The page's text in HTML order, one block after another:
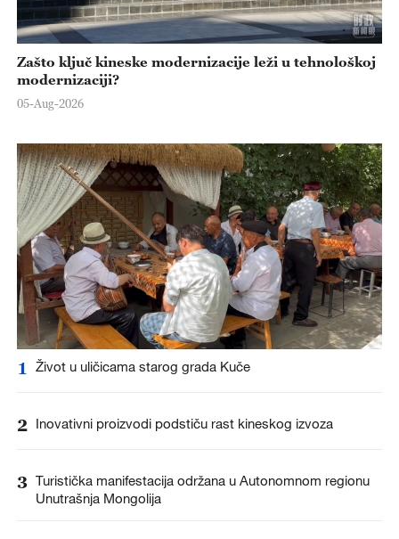
Zašto ključ kineske modernizacije leži u tehnološkoj
modernizaciji?
05-Aug-2026
1 Život u uličicama starog grada Kuče
2 Inovativni proizvodi podstiču rast kineskog izvoza
3 Turistička manifestacija održana u Autonomnom regionu
Unutrašnja Mongolija